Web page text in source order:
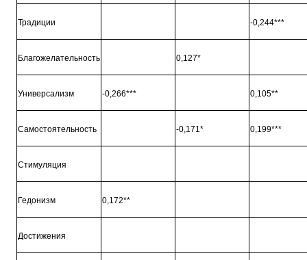
Традиции -0,244***
Благожелательность 0,127*
Универсализм -0,266*** 0,105**
Самостоятельность -0,171* 0,199***
Стимуляция
Гедонизм 0,172**
Достижения